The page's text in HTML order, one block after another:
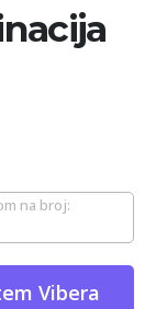
na broj:
Vibera